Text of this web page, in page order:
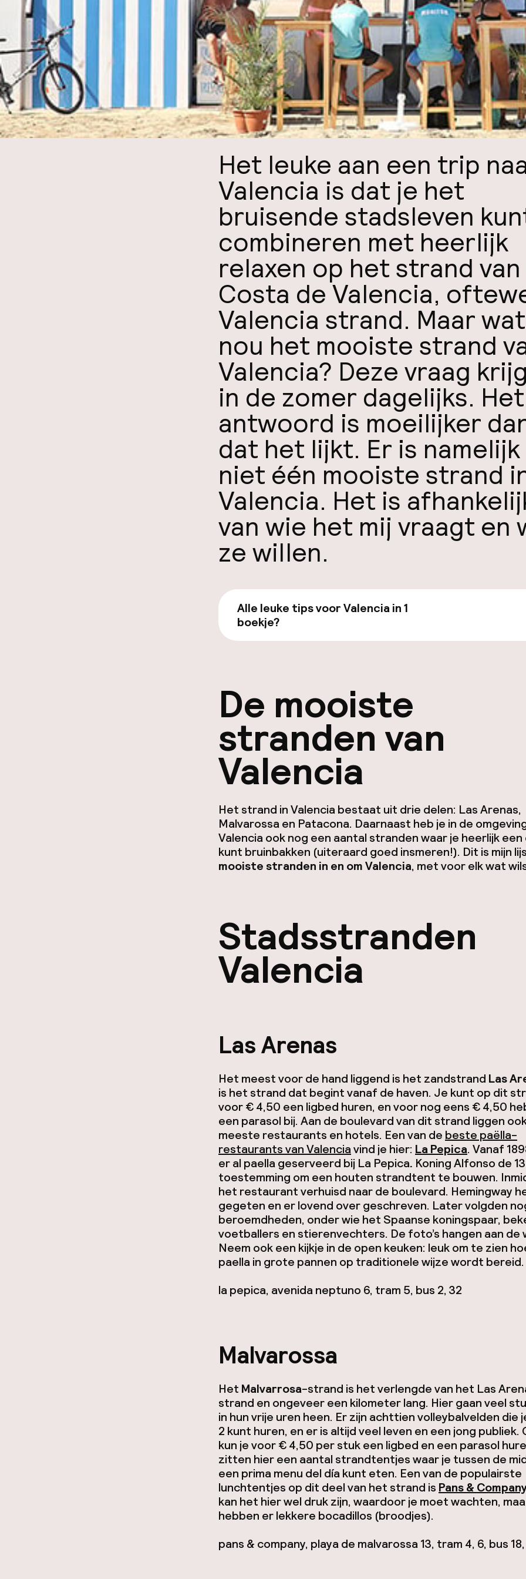
Het leuke aan een trip
Valencia is dat je het
bruisende stadsleven
combineren met heerlijk
relaxen op het strand van
Costa de Valencia,
Valencia strand. Maar
nou het mooiste strand
Valencia? Deze vraag
in de zomer dagelijks. Het
antwoord is moeilijker
dat het lijkt. Er is namelijk
niet één mooiste strand
Valencia. Het is
van wie het mij vraagt en
ze willen.
Alle leuke tips voor Valencia in 1
boekje?
De mooiste
stranden van
Valencia
Het strand in Valencia bestaat uit drie delen: Las Arenas,
Malvarossa en Patacona. Daarnaast heb je in de
Valencia ook nog een aantal stranden waar je heerlijk een
kunt bruinbakken (uiteraard goed insmeren!). Dit is mijn
mooiste stranden in en om Valencia, met voor elk wat
Stadsstranden
Valencia
Las Arenas
Het meest voor de hand liggend is het zandstrand Las
is het strand dat begint vanaf de haven. Je kunt op dit
voor € 4,50 een ligbed huren, en voor nog eens € 4,50
een parasol bij. Aan de boulevard van dit strand liggen
meeste restaurants en hotels. Een van de beste paëlla-
restaurants van Valenciavind je hier: La Pepica. Vanaf
er al paella geserveerd bij La Pepica. Koning Alfonso de
toestemming om een houten strandtent te bouwen.
het restaurant verhuisd naar de boulevard. Hemingway
gegeten en er lovend over geschreven. Later volgden
beroemdheden, onder wie het Spaanse koningspaar,
voetballers en stierenvechters. De foto’s hangen aan de
Neem ook een kijkje in de open keuken: leuk om te zien
paella in grote pannen op traditionele wijze wordt bereid.
la pepica, avenida neptuno 6, tram 5, bus 2, 32
Malvarossa
Het Malvarrosa-strand is het verlengde van het Las
strand en ongeveer een kilometer lang. Hier gaan veel
in hun vrije uren heen. Er zijn achttien volleybalvelden die
2 kunt huren, en er is altijd veel leven en een jong publiek.
kun je voor € 4,50 per stuk een ligbed en een parasol
zitten hier een aantal strandtentjes waar je tussen de
een primamenu del díakunt eten. Een van de populairste
lunchtentjes op dit deel van het strand is Pans &
kan het hier wel druk zijn, waardoor je moet wachten,
hebben er lekkere bocadillos (broodjes).
pans & company, playa de malvarossa 13, tram 4, 6, bus